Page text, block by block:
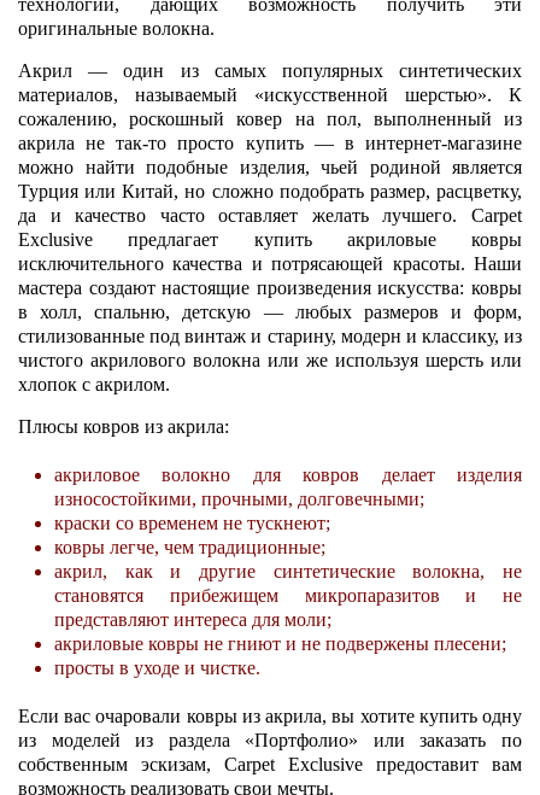
технологий, дающих возможность получить эти
оригинальные волокна.
Акрил — один из самых популярных синтетических
материалов, называемый «искусственной шерстью». К
сожалению, роскошный ковер на пол, выполненный из
акрила не так-то просто купить — в интернет-магазине
можно найти подобные изделия, чьей родиной является
Турция или Китай, но сложно подобрать размер, расцветку,
да и качество часто оставляет желать лучшего. Carpet
Exclusive предлагает купить акриловые ковры
исключительного качества и потрясающей красоты. Наши
мастера создают настоящие произведения искусства: ковры
в холл, спальню, детскую — любых размеров и форм,
стилизованные под винтаж и старину, модерн и классику, из
чистого акрилового волокна или же используя шерсть или
хлопок с акрилом.
Плюсы ковров из акрила:
акриловое волокно для ковров делает изделия
износостойкими, прочными, долговечными;
краски со временем не тускнеют;
ковры легче, чем традиционные;
акрил, как и другие синтетические волокна, не
становятся прибежищем микропаразитов и не
представляют интереса для моли;
акриловые ковры не гниют и не подвержены плесени;
просты в уходе и чистке.
Если вас очаровали ковры из акрила, вы хотите купить одну
из моделей из раздела «Портфолио» или заказать по
собственным эскизам, Carpet Exclusive предоставит вам
возможность реализовать свои мечты.